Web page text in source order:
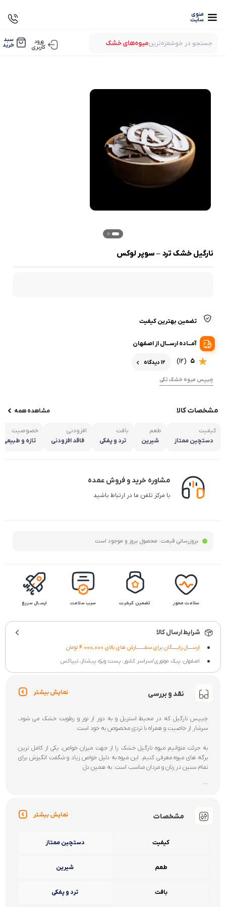
منوی
سایت
جستجو در خوشمزه‌ترینمیوه‌های خشک
ورود
کاربری
0 سبد
خرید
نارگیل خشک ترد – سوپر لوکس
تضمین بهترین کیفیت
آمـــاده ارســـال از اصفهان
5
(12) 12 دیدگاه
چیپس میوه خشک تکی
مشخصات کالا مشاهده همه
کیفیت
دستچین ممتاز
طعم
شیرین
بافت
ترد و پفکی
افزودنی
فاقد افزودنی
خصوصیت
تازه و طبیعی
مشاوره خرید و فروش عمده
با مرکز تلفن ما در ارتباط باشید
بروزرسانی قیمت: محصول بروز و موجود است
سلامت محور تضمین کیفیت سیب سلامت ارســال سریع
شرایط ارسال کالا
ارســــال رایـــــگان برای سفــــــــارش های بالای 4.000,000 تومان
اصفهان: پیک موتوری/سراسر کشور: پست ویژه، پیشتاز، تیپاکس
نقد و بررسی نمایش بیشتر
چیپس نارگیل که در محیط استریل و به دور از نور و رطوبت خشک می شود،
سرشار از خاصیت و همراه با تردی مخصوص به خود است.
به جرئت متوانیم میوه نارگیل خشک را از جهت میزان خواص، یکی از کامل ترین
برگه های میوه معرفی کنیم. این میوه به دلیل خواص زیاد و شگفت انگیزش برای
تمام سنین در زنان و مردان مناسب است. به همین دل
...
مشخصات نمایش بیشتر
کیفیت دستچین ممتاز
طعم شیرین
بافت ترد و پفکی